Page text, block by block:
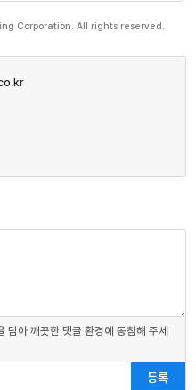
Corporation. All rights reserved.
담아 깨끗한 댓글 환경에 동참해 주세
등록